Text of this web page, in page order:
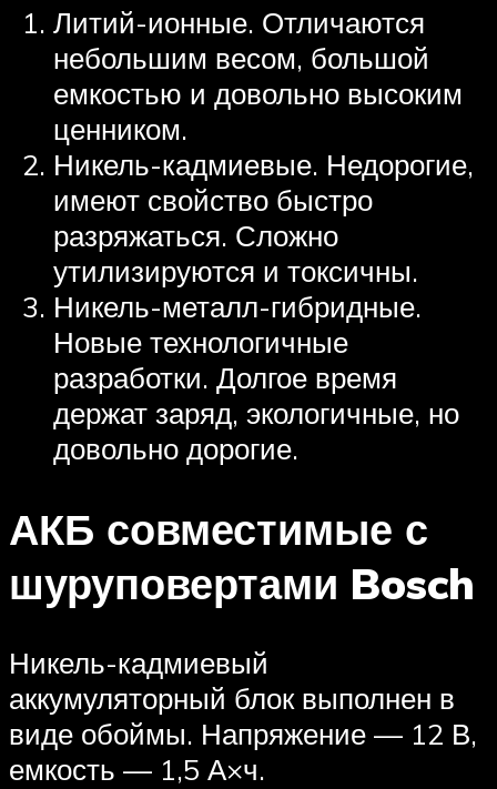
Литий-ионные. Отличаются
небольшим весом, большой
емкостью и довольно высоким
ценником.
Никель-кадмиевые. Недорогие,
имеют свойство быстро
разряжаться. Сложно
утилизируются и токсичны.
Никель-металл-гибридные.
Новые технологичные
разработки. Долгое время
держат заряд, экологичные, но
довольно дорогие.
АКБ совместимые с
шуруповертами Bosch
Никель-кадмиевый
аккумуляторный блок выполнен в
виде обоймы. Напряжение — 12 В,
емкость — 1,5 А×ч.